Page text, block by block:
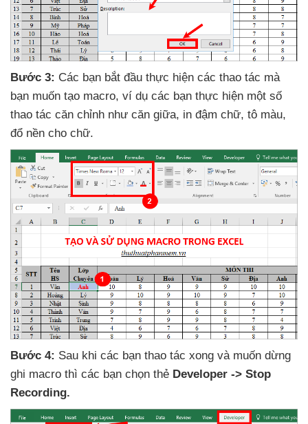
Bước 3: Các bạn bắt đầu thực hiện các thao tác mà
bạn muốn tạo macro, ví dụ các bạn thực hiện một số
thao tác căn chỉnh như căn giữa, in đậm chữ, tô màu,
đổ nền cho chữ.
Bước 4: Sau khi các bạn thao tác xong và muốn dừng
ghi macro thì các bạn chọn thẻ Developer -> Stop
Recording.